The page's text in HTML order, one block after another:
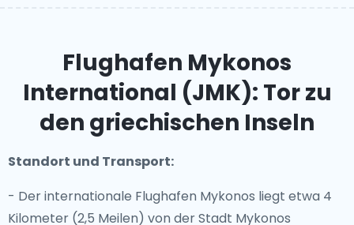
Flughafen Mykonos
International (JMK): Tor zu
den griechischen Inseln
Standort und Transport:
- Der internationale Flughafen Mykonos liegt etwa 4
Kilometer (2,5 Meilen) von der Stadt Mykonos